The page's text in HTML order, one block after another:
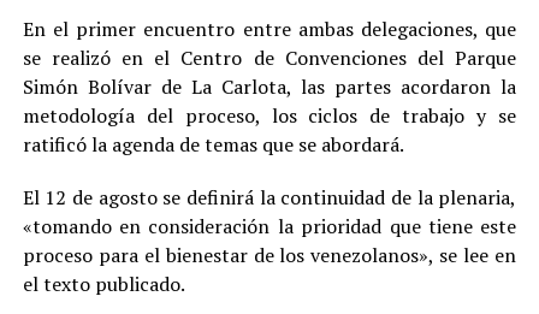
En el primer encuentro entre ambas delegaciones, que
se realizó en el Centro de Convenciones del Parque
Simón Bolívar de La Carlota, las partes acordaron la
metodología del proceso, los ciclos de trabajo y se
ratificó la agenda de temas que se abordará.
El 12 de agosto se definirá la continuidad de la plenaria,
«tomando en consideración la prioridad que tiene este
proceso para el bienestar de los venezolanos», se lee en
el texto publicado.